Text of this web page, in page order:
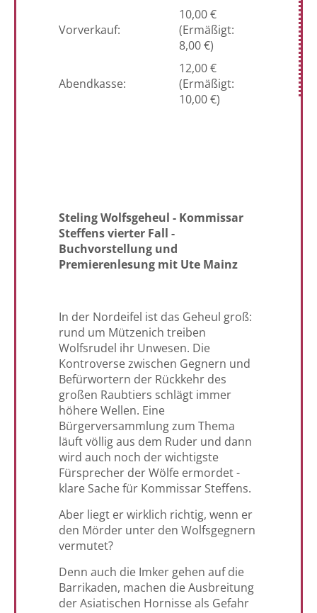
Vorverkauf:
10,00 €
(Ermäßigt:
8,00 €)
Abendkasse:
12,00 €
(Ermäßigt:
10,00 €)
Steling Wolfsgeheul - Kommissar
Steffens vierter Fall -
Buchvorstellung und
Premierenlesung mit Ute Mainz
In der Nordeifel ist das Geheul groß:
rund um Mützenich treiben
Wolfsrudel ihr Unwesen. Die
Kontroverse zwischen Gegnern und
Befürwortern der Rückkehr des
großen Raubtiers schlägt immer
höhere Wellen. Eine
Bürgerversammlung zum Thema
läuft völlig aus dem Ruder und dann
wird auch noch der wichtigste
Fürsprecher der Wölfe ermordet -
klare Sache für Kommissar Steffens.
Aber liegt er wirklich richtig, wenn er
den Mörder unter den Wolfsgegnern
vermutet?
Denn auch die Imker gehen auf die
Barrikaden, machen die Ausbreitung
der Asiatischen Hornisse als Gefahr